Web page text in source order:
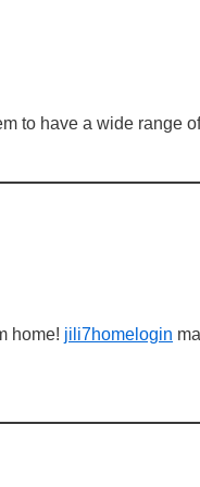
to have a wide range
home! jili7homelogin